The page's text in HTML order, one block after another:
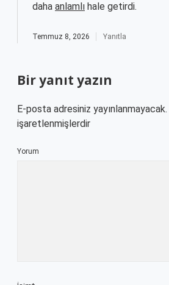
daha anlamlı hale getirdi.
Temmuz 8, 2026 Yanıtla
Bir yanıt yazın
E-posta adresiniz yayınlanmayacak.
işaretlenmişlerdir
Yorum